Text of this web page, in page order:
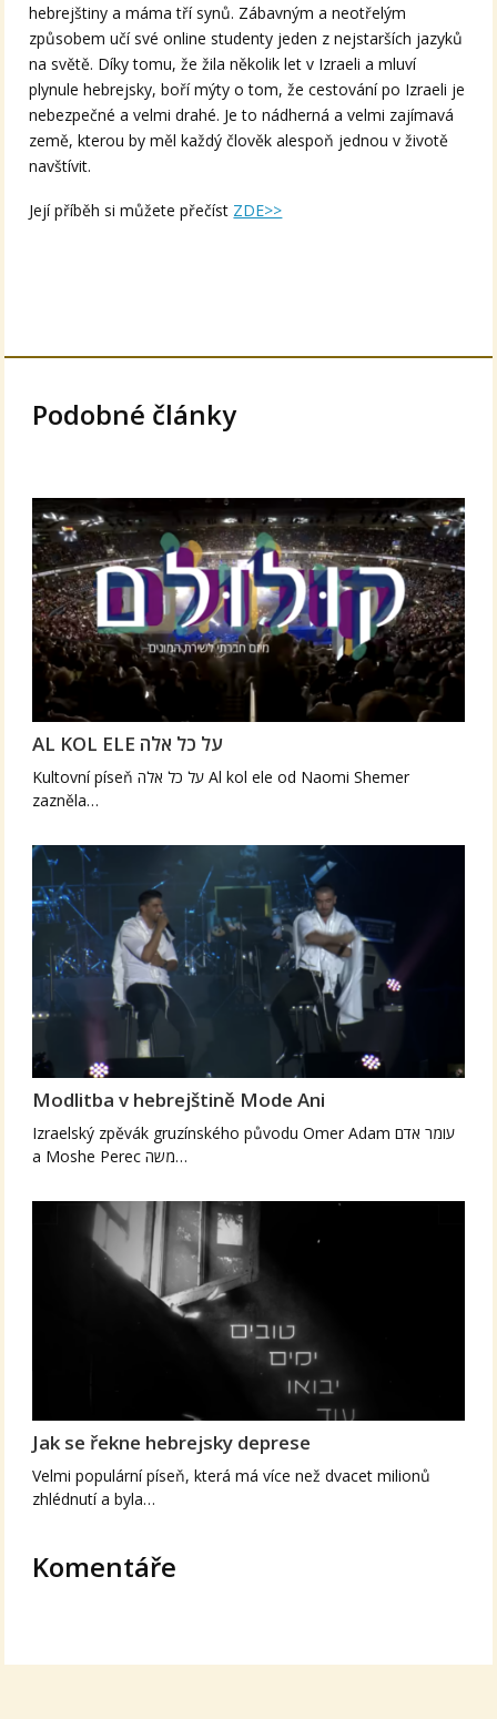
hebrejštiny a máma tří synů. Zábavným a neotřelým
způsobem učí své online studenty jeden z nejstarších jazyků
na světě. Díky tomu, že žila několik let v Izraeli a mluví
plynule hebrejsky, boří mýty o tom, že cestování po Izraeli je
nebezpečné a velmi drahé. Je to nádherná a velmi zajímavá
země, kterou by měl každý člověk alespoň jednou v životě
navštívit.
Její příběh si můžete přečíst ZDE>>
Podobné články
AL KOL ELE על כל אלה
Kultovní píseň על כל אלה Al kol ele od Naomi Shemer
zazněla…
Modlitba v hebrejštině Mode Ani
Izraelský zpěvák gruzínského původu Omer Adam עומר אדם
a Moshe Perec משה…
Jak se řekne hebrejsky deprese
Velmi populární píseň, která má více než dvacet milionů
zhlédnutí a byla…
Komentáře